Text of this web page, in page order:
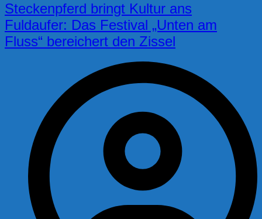
Steckenpferd bringt Kultur ans
Fuldaufer: Das Festival „Unten am
Fluss“ bereichert den Zissel